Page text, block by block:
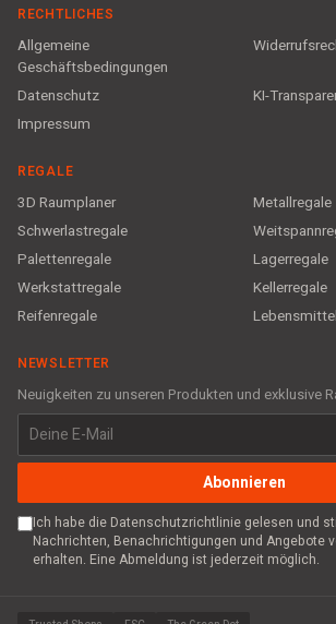
RECHTLICHES
Allgemeine
Geschäftsbedingungen
Datenschutz
KI-
Impressum
REGALE
3D Raumplaner
Metallregale
Schwerlastregale
Palettenregale
Lagerregale
Werkstattregale
Kellerregale
Reifenregale
NEWSLETTER
Neuigkeiten zu unseren Produkten und exklusive
Abonnieren
Ich habe die Datenschutzrichtlinie gelesen und
Nachrichten, Benachrichtigungen und Angebote
erhalten. Eine Abmeldung ist jederzeit möglich.